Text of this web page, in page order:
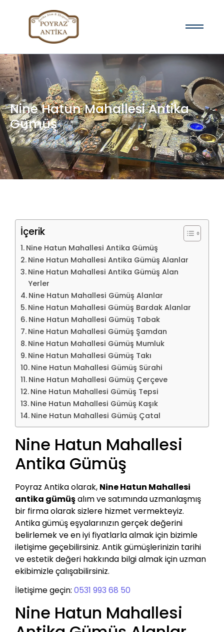
Nine Hatun Mahallesi Antika
Gümüş
İçerik
Nine Hatun Mahallesi Antika Gümüş
Nine Hatun Mahallesi Antika Gümüş Alanlar
Nine Hatun Mahallesi Antika Gümüş Alan
Yerler
Nine Hatun Mahallesi Gümüş Alanlar
Nine Hatun Mahallesi Gümüş Bardak Alanlar
Nine Hatun Mahallesi Gümüş Tabak
Nine Hatun Mahallesi Gümüş Şamdan
Nine Hatun Mahallesi Gümüş Mumluk
Nine Hatun Mahallesi Gümüş Takı
Nine Hatun Mahallesi Gümüş Sürahi
Nine Hatun Mahallesi Gümüş Çerçeve
Nine Hatun Mahallesi Gümüş Tepsi
Nine Hatun Mahallesi Gümüş Kaşık
Nine Hatun Mahallesi Gümüş Çatal
Nine Hatun Mahallesi
Antika Gümüş
Poyraz Antika olarak, Nine Hatun Mahallesi
antika gümüşalım ve satımında uzmanlaşmış
bir firma olarak sizlere hizmet vermekteyiz.
Antika gümüş eşyalarınızın gerçek değerini
belirlemek ve en iyi fiyatlarla almak için bizimle
iletişime geçebilirsiniz. Antik gümüşlerinizin tarihi
ve estetik değeri hakkında bilgi almak için uzman
ekibimizle çalışabilirsiniz.
İletişime geçin: 0531 993 68 50
Nine Hatun Mahallesi